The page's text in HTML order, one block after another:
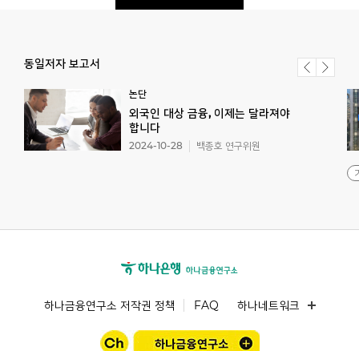
동일저자 보고서
논단
외국인 대상 금융, 이제는 달라져야
합니다
2024-10-28 백종호 연구위원
하나금융연구소 저작권 정책 FAQ 하나네트워크